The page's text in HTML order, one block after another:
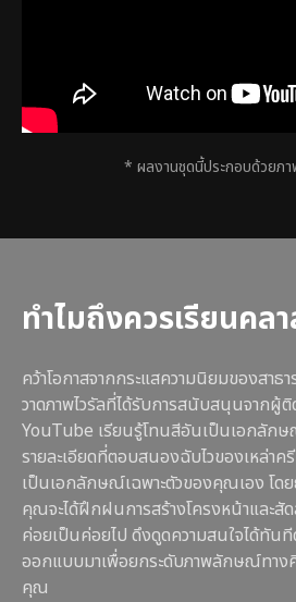
* ผลงานชุดนี้ประกอบด้วยภ
ทำไมถึงควรเรียนคล
คว้าโอกาสจากกระแสความนิยมของสา
วาดภาพไวรัลที่ได้รับการสนับสนุนจากผู้
YouTube เรียนรู้โทนสีอันเป็นเอกลักษ
รายละเอียดที่ตอบสนองฉับไวของเหล่าค
เป็นเอกลักษณ์เฉพาะตัวของคุณเอง โ
คุณจะได้ฝึกฝนการสร้างโครงหน้าและสั
ค่อยเป็นค่อยไป ดึงดูดความสนใจได้ทัน
ออกแบบมาเพื่อยกระดับภาพลักษณ์ทาง
คุณ